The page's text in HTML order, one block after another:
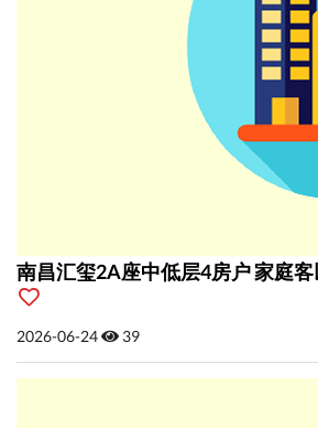
南昌汇玺2A座中低层4房户 家庭
2026-06-24 39